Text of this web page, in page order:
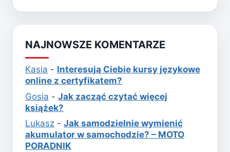
NAJNOWSZE KOMENTARZE
Kasia - Interesują Ciebie kursy językowe
online z certyfikatem?
Gosia - Jak zacząć czytać więcej
książek?
Lukasz - Jak samodzielnie wymienić
akumulator w samochodzie? – MOTO
PORADNIK